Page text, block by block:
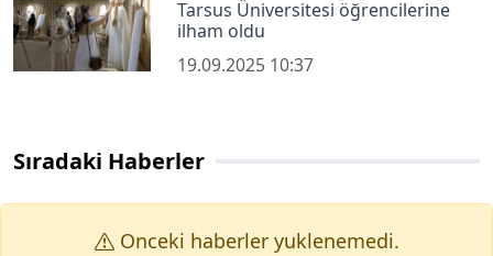
Tarsus Üniversitesi öğrencilerine
ilham oldu
19.09.2025 10:37
Sıradaki Haberler
Onceki haberler yuklenemedi.